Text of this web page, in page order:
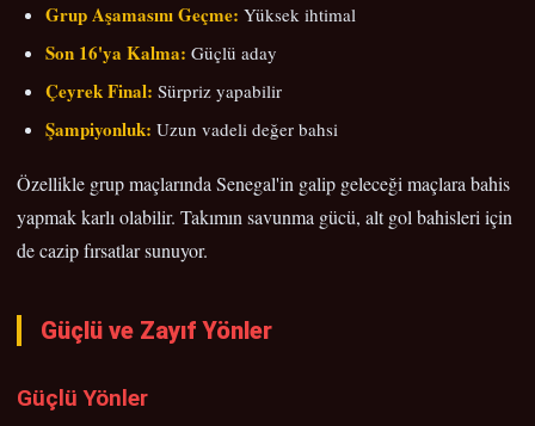
Grup Aşamasını Geçme: Yüksek ihtimal
Son 16'ya Kalma: Güçlü aday
Çeyrek Final: Sürpriz yapabilir
Şampiyonluk: Uzun vadeli değer bahsi
Özellikle grup maçlarında Senegal'in galip geleceği maçlara bahis
yapmak karlı olabilir. Takımın savunma gücü, alt gol bahisleri için
de cazip fırsatlar sunuyor.
Güçlü ve Zayıf Yönler
Güçlü Yönler